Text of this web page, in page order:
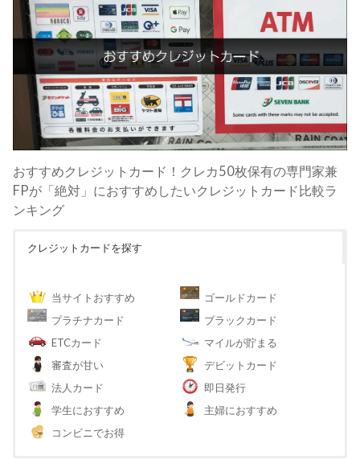
おすすめクレジットカード！クレカ50枚保有の専門家兼
FPが「絶対」におすすめしたいクレジットカード比較ラ
ンキング
クレジットカードを探す
当サイトおすすめ
ゴールドカード
プラチナカード
ブラックカード
ETCカード
マイルが貯まる
審査が甘い
デビットカード
法人カード
即日発行
学生におすすめ
主婦におすすめ
コンビニでお得